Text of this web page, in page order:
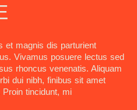
et magnis dis parturient
Vivamus posuere lectus sed
rhoncus venenatis. Aliquam
dui nibh, finibus sit amet
tincidunt, mi